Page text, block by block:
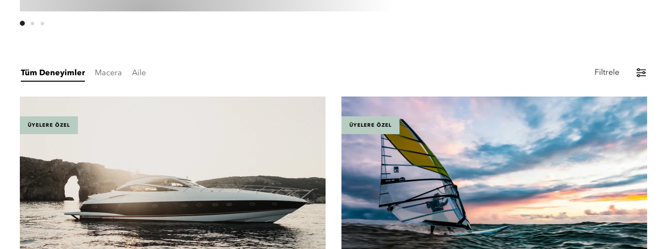
Tüm Deneyimler Macera Aile Filtrele
ÜYELERE ÖZEL ÜYELERE ÖZEL